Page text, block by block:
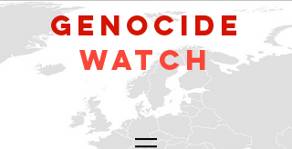
GeNocide
Watch